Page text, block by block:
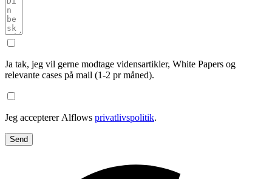
Ja tak, jeg vil gerne modtage vidensartikler, White Papers og
relevante cases på mail (1-2 pr måned).
Jeg accepterer Alflows privatlivspolitik.
Send